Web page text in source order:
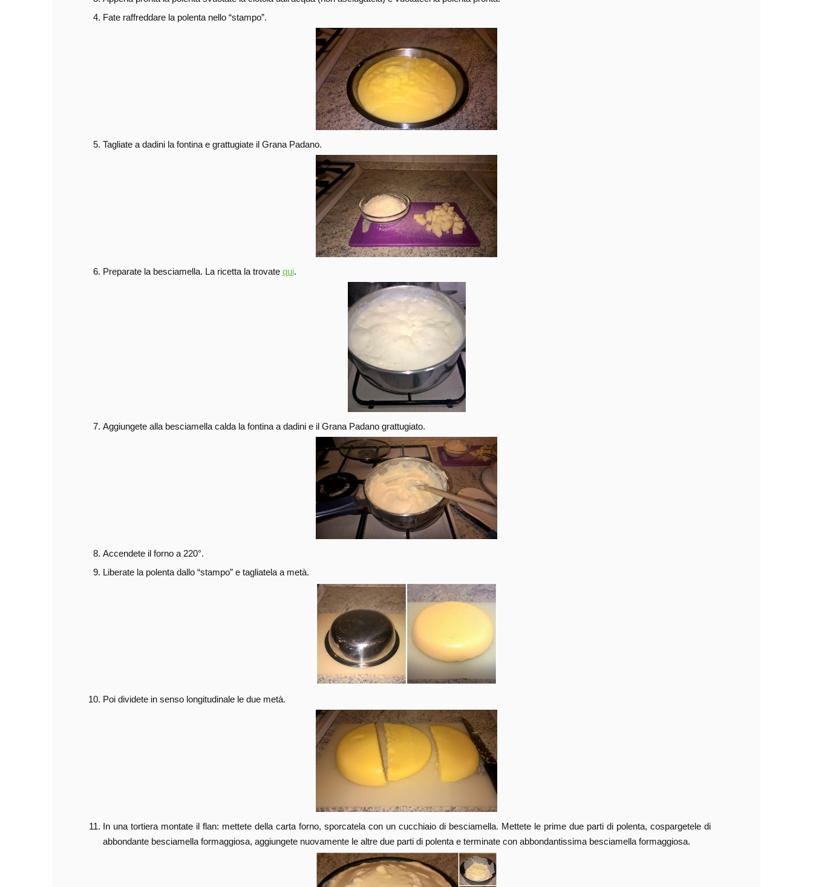
Fate raffreddare la polenta nello “stampo”.
Tagliate a dadini la fontina e grattugiate il Grana Padano.
Preparate la besciamella. La ricetta la trovate qui.
Aggiungete alla besciamella calda la fontina a dadini e il Grana Padano grattugiato.
Accendete il forno a 220°.
Liberate la polenta dallo “stampo” e tagliatela a metà.
Poi dividete in senso longitudinale le due metà.
In una tortiera montate il flan: mettete della carta forno, sporcatela con un cucchiaio di besciamella. Mettete le prime due parti di polenta, cospargetele di
abbondante besciamella formaggiosa, aggiungete nuovamente le altre due parti di polenta e terminate con abbondantissima besciamella formaggiosa.